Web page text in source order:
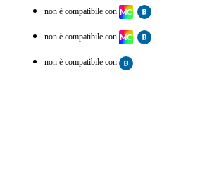
non è compatibile con
non è compatibile con
non è compatibile con